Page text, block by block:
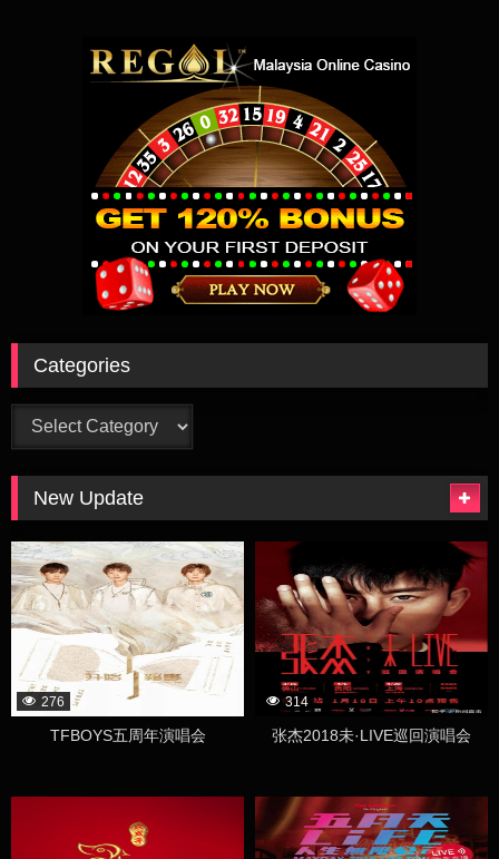
Categories
Categories
New Update
276
TFBOYS五周年演唱会
314
张杰2018未·LIVE巡回演唱会